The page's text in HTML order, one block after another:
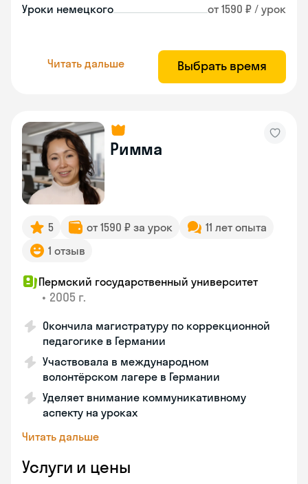
Уроки немецкого от 1590 ₽ / урок
Читать дальше Выбрать время
Римма
5 от 1590 ₽ за урок
11 лет опыта
1 отзыв
Пермский государственный университет
• 2005 г.
Окончила магистратуру по коррекционной
педагогике в Германии
Участвовала в международном
волонтёрском лагере в Германии
Уделяет внимание коммуникативному
аспекту на уроках
Читать дальше
Услуги и цены